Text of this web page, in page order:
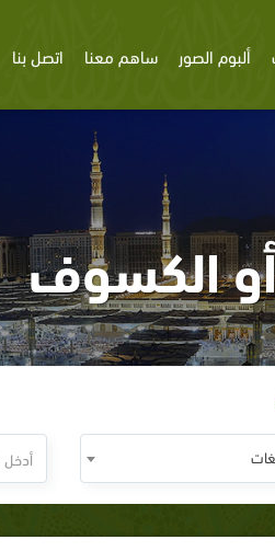
ألبوم الصور ساهم معنا اتصل بنا
الكسوف